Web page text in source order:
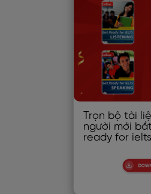
Trọn bộ tài
người mới
ready for ielts